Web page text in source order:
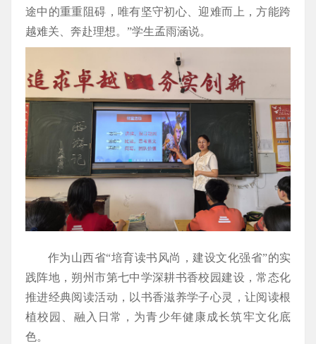
途中的重重阻碍，唯有坚守初心、迎难而上，方能跨
越难关、奔赴理想。”学生孟雨涵说。
作为山西省“培育读书风尚，建设文化强省”的实
践阵地，朔州市第七中学深耕书香校园建设，常态化
推进经典阅读活动，以书香滋养学子心灵，让阅读根
植校园、融入日常，为青少年健康成长筑牢文化底
色。